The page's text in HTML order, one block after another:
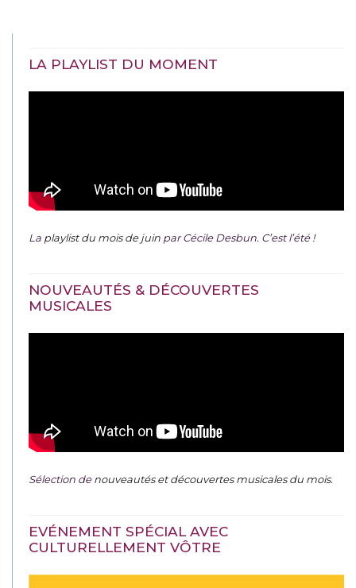
LA PLAYLIST DU MOMENT
La playlist du mois de juin par Cécile Desbun. C’est l’été !
NOUVEAUTÉS & DÉCOUVERTES
MUSICALES
Sélection denouveautés et découvertes musicales du mois.
EVÉNEMENT SPÉCIAL AVEC
CULTURELLEMENT VÔTRE